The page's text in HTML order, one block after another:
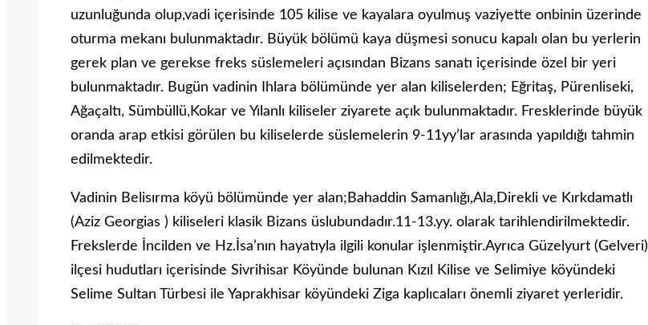
uzunluğunda olup,vadi içerisinde 105 kilise ve kayalara oyulmuş vaziyette onbinin üzerinde
oturma mekanı bulunmaktadır. Büyük bölümü kaya düşmesi sonucu kapalı olan bu yerlerin
gerek plan ve gerekse freks süslemeleri açısından Bizans sanatı içerisinde özel bir yeri
bulunmaktadır. Bugün vadinin Ihlara bölümünde yer alan kiliselerden; Eğritaş, Pürenliseki,
Ağaçaltı, Sümbüllü,Kokar ve Yılanlı kiliseler ziyarete açık bulunmaktadır. Fresklerinde büyük
oranda arap etkisi görülen bu kiliselerde süslemelerin 9-11yy’lar arasında yapıldığı tahmin
edilmektedir.
Vadinin Belisırma köyü bölümünde yer alan;Bahaddin Samanlığı,Ala,Direkli ve Kırkdamatlı
(Aziz Georgias ) kiliseleri klasik Bizans üslubundadır.11-13.yy. olarak tarihlendirilmektedir.
Frekslerde İncilden ve Hz.İsa’nın hayatıyla ilgili konular işlenmiştir.Ayrıca Güzelyurt (Gelveri)
ilçesi hudutları içerisinde Sivrihisar Köyünde bulunan Kızıl Kilise ve Selimiye köyündeki
Selime Sultan Türbesi ile Yaprakhisar köyündeki Ziga kaplıcaları önemli ziyaret yerleridir.